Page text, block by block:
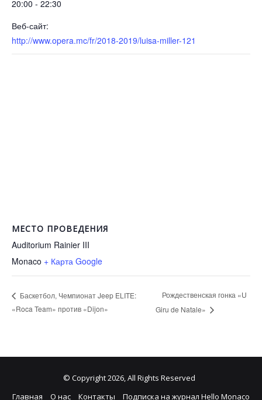
20:00 - 22:30
Веб-сайт:
http://www.opera.mc/fr/2018-2019/luisa-miller-121
МЕСТО ПРОВЕДЕНИЯ
Auditorium Rainier III
Monaco + Карта Google
Баскетбол, Чемпионат Jeep ELITE:
«Roca Team» против «Dijon»
Рождественская гонка «U
Giru de Natale»
© Copyright 2026, All Rights Reserved
Главная
О нас Контакты Подписка на журнал Hello Monaco